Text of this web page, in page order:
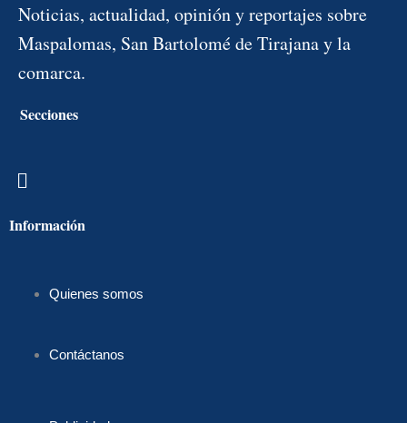
Noticias, actualidad, opinión y reportajes sobre
Maspalomas, San Bartolomé de Tirajana y la
comarca.
Secciones
Menú
Información
Quienes somos
Contáctanos